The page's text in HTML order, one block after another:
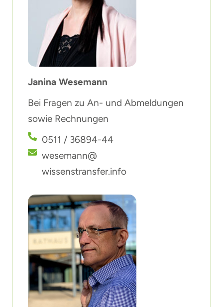
Janina Wesemann
Bei Fragen zu An- und Abmeldungen
sowie Rechnungen
0511 / 36894-44
wesemann@
wissenstransfer.info